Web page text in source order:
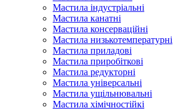
Мастила індустріальні
Мастила канатні
Мастила консерваційні
Мастила низькотемпературні
Мастила приладові
Мастила приробіткові
Мастила редукторні
Мастила універсальні
Мастила ущільнювальні
Мастила хімічностійкі